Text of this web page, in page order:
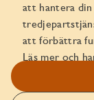
att hantera
att förbättra
Läs mer och